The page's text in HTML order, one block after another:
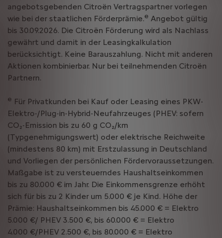
angebotsgebenden Citroën Vertragspartner vorlegen
wie bei der staatlichen Förderprämie.e Angebot gültig
bis 30.09.2026. Die Citroën Förderung wird als Nachlass
gewährt und damit in der Leasingkalkulation
berücksichtigt. Keine Barauszahlung. Nicht mit anderen
Aktionen kombinierbar. Nur bei teilnehmenden Citroën
Partnern.
e Für Privatkunden bei Kauf oder Leasing eines PKW-
Elektro-/Plug-in-Hybrid-Neufahrzeuges (PHEV: sofern
CO₂-Emission bis zu 60 g CO₂/km
(Typgenehmigungswert) oder elektrische Reichweite
(mindestens 80 km) mit Erstzulassung in Deutschland
und Vorliegen der persönlichen Fördervoraussetzungen.
Maßgabe ist zu versteuerndes Haushaltseinkommen
bis zu 80.000 € im Jahr. Die Einkommensgrenze erhöht
sich für bis zu 2 Kinder um 5.000 € je Kind. Höhe der
Prämie: Haushaltseinkommen bis 45.000 € = Elektro
5.000 €/ PHEV 3.500 €, bis 60.000 € = Elektro
4.000 €/PHEV 2.500 €, bis 80.000 € = Elektro